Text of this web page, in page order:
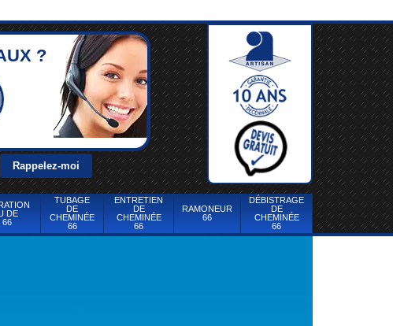
?
DE
66
TUBAGE
DE
CHEMINÉE
66
ENTRETIEN
DE
CHEMINÉE
66
RAMONEUR
66
DÉBISTRAGE
DE
CHEMINÉE
66